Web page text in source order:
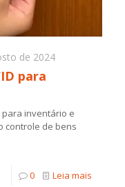
de 2024
para
para inventário e
controle de bens
0 Leia mais